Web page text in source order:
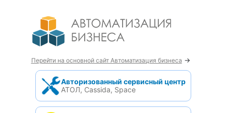
Перейти на основной сайт Автоматизация бизнеса →
Авторизованный сервисный центр
АТОЛ, Cassida, Space